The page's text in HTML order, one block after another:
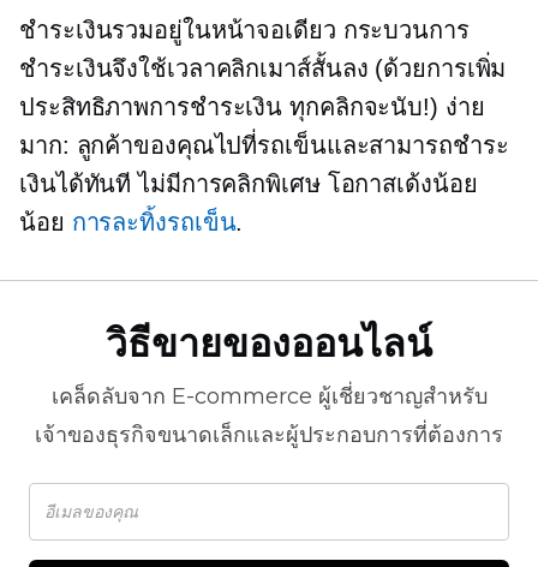
ชำระเงินรวมอยู่ในหน้าจอเดียว กระบวนการ
ชำระเงินจึงใช้เวลาคลิกเมาส์สั้นลง (ด้วยการเพิ่ม
ประสิทธิภาพการชำระเงิน ทุกคลิกจะนับ!) ง่าย
มาก: ลูกค้าของคุณไปที่รถเข็นและสามารถชำระ
เงินได้ทันที ไม่มีการคลิกพิเศษ โอกาสเด้งน้อย
น้อย การละทิ้งรถเข็น.
วิธีขายของออนไลน์
เคล็ดลับจาก E-commerce ผู้เชี่ยวชาญสำหรับ
เจ้าของธุรกิจขนาดเล็กและผู้ประกอบการที่ต้องการ